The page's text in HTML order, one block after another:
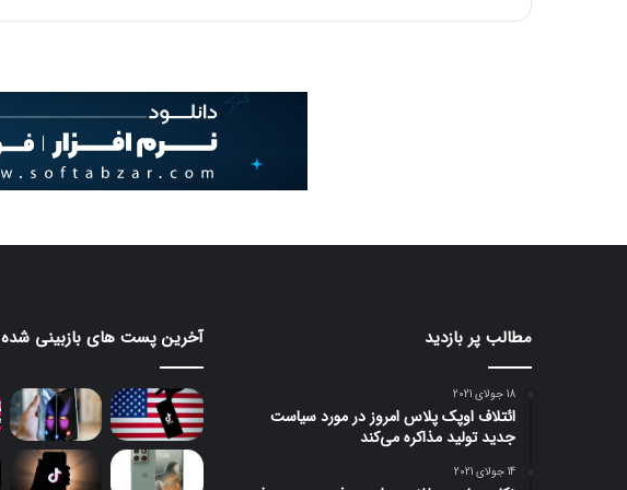
مطالب پر بازدید
18 جولای 2021
ائتلاف اوپک پلاس امروز در مورد سیاست
جدید تولید مذاکره می‌کند
14 جولای 2021
آخرین پست های بازبینی شده